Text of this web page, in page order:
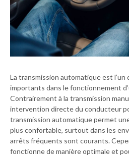
La transmission automatique est l’un
importants dans le fonctionnement
Contrairement à la transmission
intervention directe du conducteur
transmission automatique permet
plus confortable, surtout dans les
arrêts fréquents sont courants.
fonctionne de manière optimale et